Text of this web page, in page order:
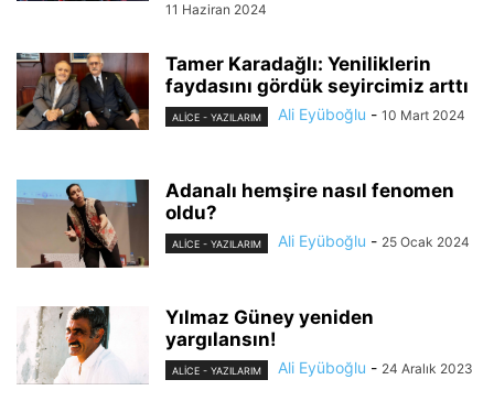
11 Haziran 2024
Tamer Karadağlı: Yeniliklerin
faydasını gördük seyircimiz arttı
ALİCE - YAZILARIM Ali Eyüboğlu - 10 Mart 2024
Adanalı hemşire nasıl fenomen
oldu?
ALİCE - YAZILARIM Ali Eyüboğlu - 25 Ocak 2024
Yılmaz Güney yeniden
yargılansın!
ALİCE - YAZILARIM Ali Eyüboğlu - 24 Aralık 2023